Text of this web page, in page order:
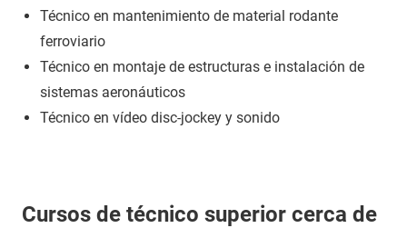
Técnico en mantenimiento de material rodante
ferroviario
Técnico en montaje de estructuras e instalación de
sistemas aeronáuticos
Técnico en vídeo disc-jockey y sonido
Cursos de técnico superior cerca de